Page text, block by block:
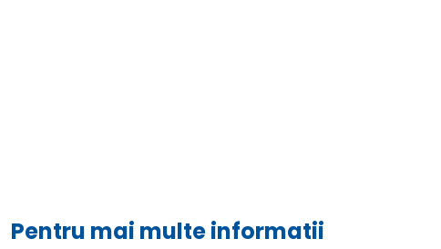
Pentru mai multe informatii